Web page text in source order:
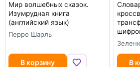
Мир волшебных сказок.
Изумрудная книга
(английский язык)
Перро Шарль
В корзину В